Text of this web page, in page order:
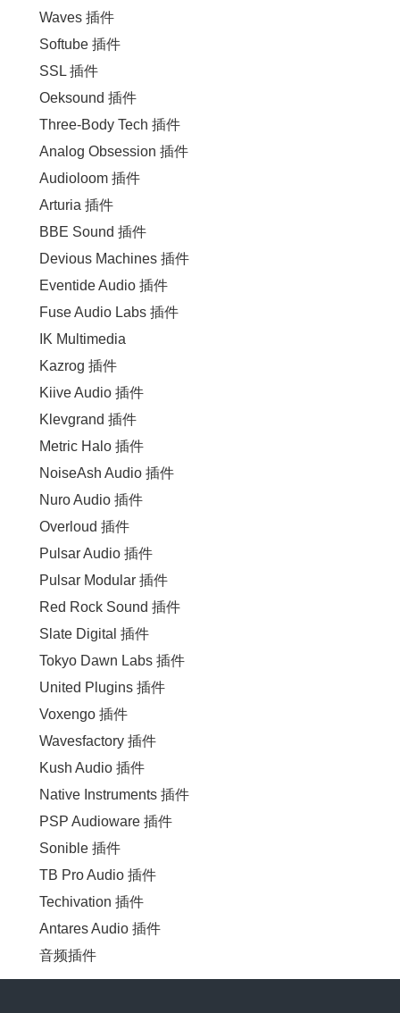
Waves 插件
Softube 插件
SSL 插件
Oeksound 插件
Three-Body Tech 插件
Analog Obsession 插件
Audioloom 插件
Arturia 插件
BBE Sound 插件
Devious Machines 插件
Eventide Audio 插件
Fuse Audio Labs 插件
IK Multimedia
Kazrog 插件
Kiive Audio 插件
Klevgrand 插件
Metric Halo 插件
NoiseAsh Audio 插件
Nuro Audio 插件
Overloud 插件
Pulsar Audio 插件
Pulsar Modular 插件
Red Rock Sound 插件
Slate Digital 插件
Tokyo Dawn Labs 插件
United Plugins 插件
Voxengo 插件
Wavesfactory 插件
Kush Audio 插件
Native Instruments 插件
PSP Audioware 插件
Sonible 插件
TB Pro Audio 插件
Techivation 插件
Antares Audio 插件
音频插件